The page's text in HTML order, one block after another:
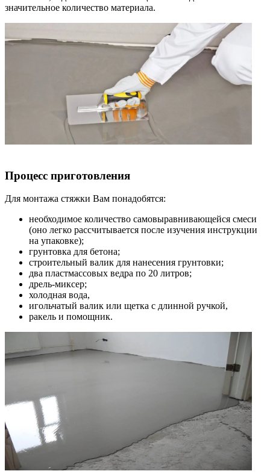
значительное количество материала.
Процесс приготовления
Для монтажа стяжки Вам понадобятся:
необходимое количество самовыравнивающейся смеси
(оно легко рассчитывается после изучения инструкции
на упаковке);
грунтовка для бетона;
строительный валик для нанесения грунтовки;
два пластмассовых ведра по 20 литров;
дрель-миксер;
холодная вода,
игольчатый валик или щетка с длинной ручкой,
ракель и помощник.